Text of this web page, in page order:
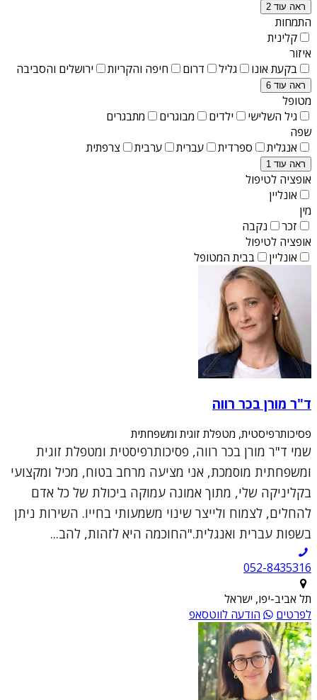
ראה עוד 2
התמחות
קלינית
איזור
בקעת אונו
גליל דרום חיפה והקריות ירושלים והסביבה
ראה עוד 6
מטופל
גיל השלישי
ילדים מבוגרים
מתבגרים
שפה
אנגלית
ספרדית עברית ערבית צרפתית
ראה עוד 1
אופציה לטיפול
אונליין
מין
זכר
נקבה
אופציה לטיפול
אונליין
בבית המטופל
ד"ר מורן בכר רווה
פסיכותרפיסטית, מטפלת זוגית ומשפחתית
שמי ד"ר מורן בכר רווה, פסיכותרפיסטית ומטפלת זוגית
ומשפחתית מוסמכת, אני מציעה מרחב בטוח, מכיל ומקצועי
בקליניקה שלי, מתוך אמונה עמוקה ביכולת של כל אדם
להחלים, לצמוח ולייצר שינוי משמעותי בחייו. השירות ניתן
בשפות עברית ואנגלית."החוכמה היא לזהות, להב...
052-8435316
תל אביב-יפו, ישראל
לפרטים
הודעה לווטסאפ